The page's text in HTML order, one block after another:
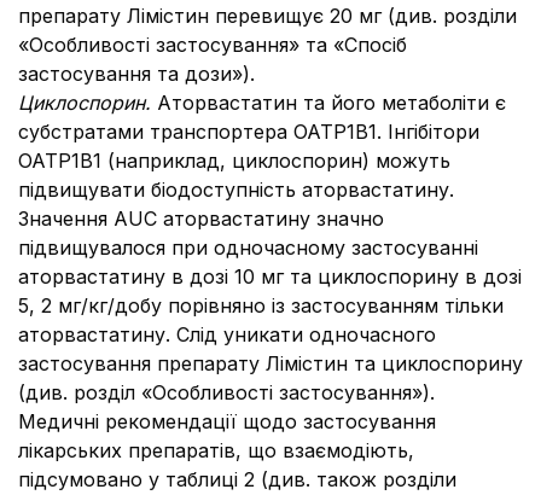
препарату Лімістин перевищує 20 мг (див. розділи
«Особливості застосування» та «Спосіб
застосування та дози»).
Циклоспорин. Аторвастатин та його метаболіти є
субстратами транспортера OATP1B1. Інгібітори
OATP1B1 (наприклад, циклоспорин) можуть
підвищувати біодоступність аторвастатину.
Значення AUC аторвастатину значно
підвищувалося при одночасному застосуванні
аторвастатину в дозі 10 мг та циклоспорину в дозі
5, 2 мг/кг/добу порівняно із застосуванням тільки
аторвастатину. Слід уникати одночасного
застосування препарату Лімістин та циклоспорину
(див. розділ «Особливості застосування»).
Медичні рекомендації щодо застосування
лікарських препаратів, що взаємодіють,
підсумовано у таблиці 2 (див. також розділи